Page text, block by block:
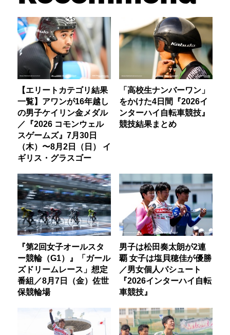
【エリートカテゴリ結果
一覧】アワンが16年越し
の男子ケイリン金メダル
／『2026 コモンウェル
スゲームズ』7月30日
（木）〜8月2日（日） イ
ギリス・グラスゴー
「高校生ナンバーワン」
をかけた4日間『2026イ
ンターハイ自転車競技』
競技結果まとめ
『第2回女子オールスタ
ー競輪（G1）』「ガール
ズドリームレース」想定
番組／8月7日（金）佐世
保競輪場
男子は松田奏太朗が2連
覇 女子は塩貝穂佳が優勝
／男女個人パシュート
『2026インターハイ自転
車競技』